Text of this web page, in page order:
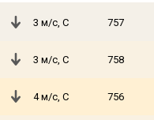
3 м/с, С 757
3 м/с, С 758
4 м/с, С 756